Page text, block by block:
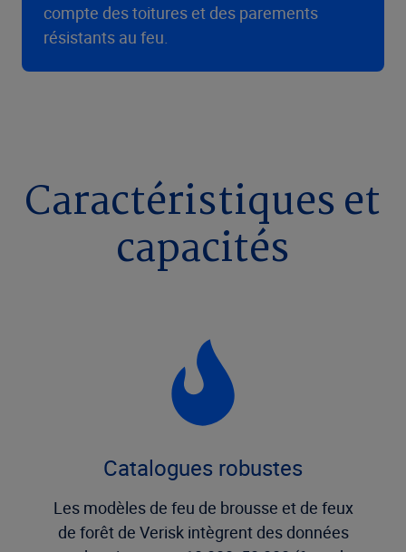
compte des toitures et des parements
résistants au feu.
Caractéristiques et
capacités
Catalogues robustes
Les modèles de feu de brousse et de feux
de forêt de Verisk intègrent des données